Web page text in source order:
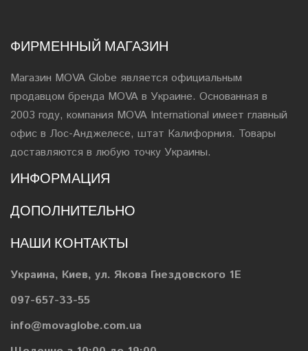
ФИРМЕННЫЙ МАГАЗИН
Магазин MOVA Globe является официальным
продавцом бренда MOVA в Украине. Основанная в
2003 году, компания MOVA International имеет главный
офис в Лос-Анджелесе, штат Калифорния. Товары
доставляются в любую точку Украины.
ИНФОРМАЦИЯ
ДОПОЛНИТЕЛЬНО
НАШИ КОНТАКТЫ
Украина, Киев, ул. Якова Гнездовского 1Е
097-657-33-55
info@movaglobe.com.ua